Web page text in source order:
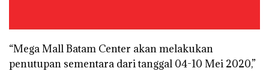
“Mega Mall Batam Center akan melakukan
penutupan sementara dari tanggal 04-10 Mei 2020,”